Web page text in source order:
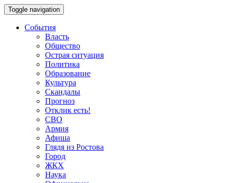
Toggle navigation
События
Власть
Общество
Острая ситуация
Политика
Образование
Культура
Скандалы
Прогноз
Отклик есть!
СВО
Армия
Афиша
Глядя из Ростова
Город
ЖКХ
Наука